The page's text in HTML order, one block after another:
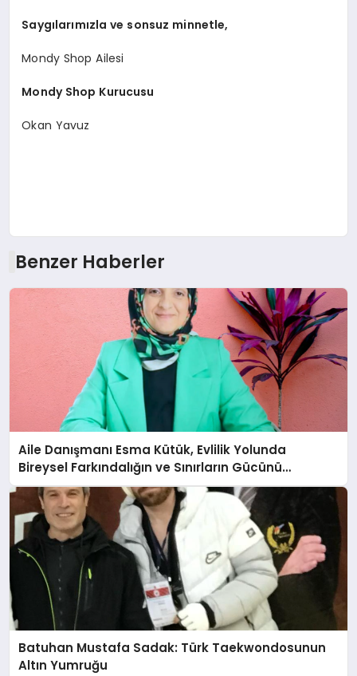
Saygılarımızla ve sonsuz minnetle,
Mondy Shop Ailesi
Mondy Shop Kurucusu
Okan Yavuz
Benzer Haberler
Aile Danışmanı Esma Kütük, Evlilik Yolunda
Bireysel Farkındalığın ve Sınırların Gücünü
Anlatıyor
Batuhan Mustafa Sadak: Türk Taekwondosunun
Altın Yumruğu